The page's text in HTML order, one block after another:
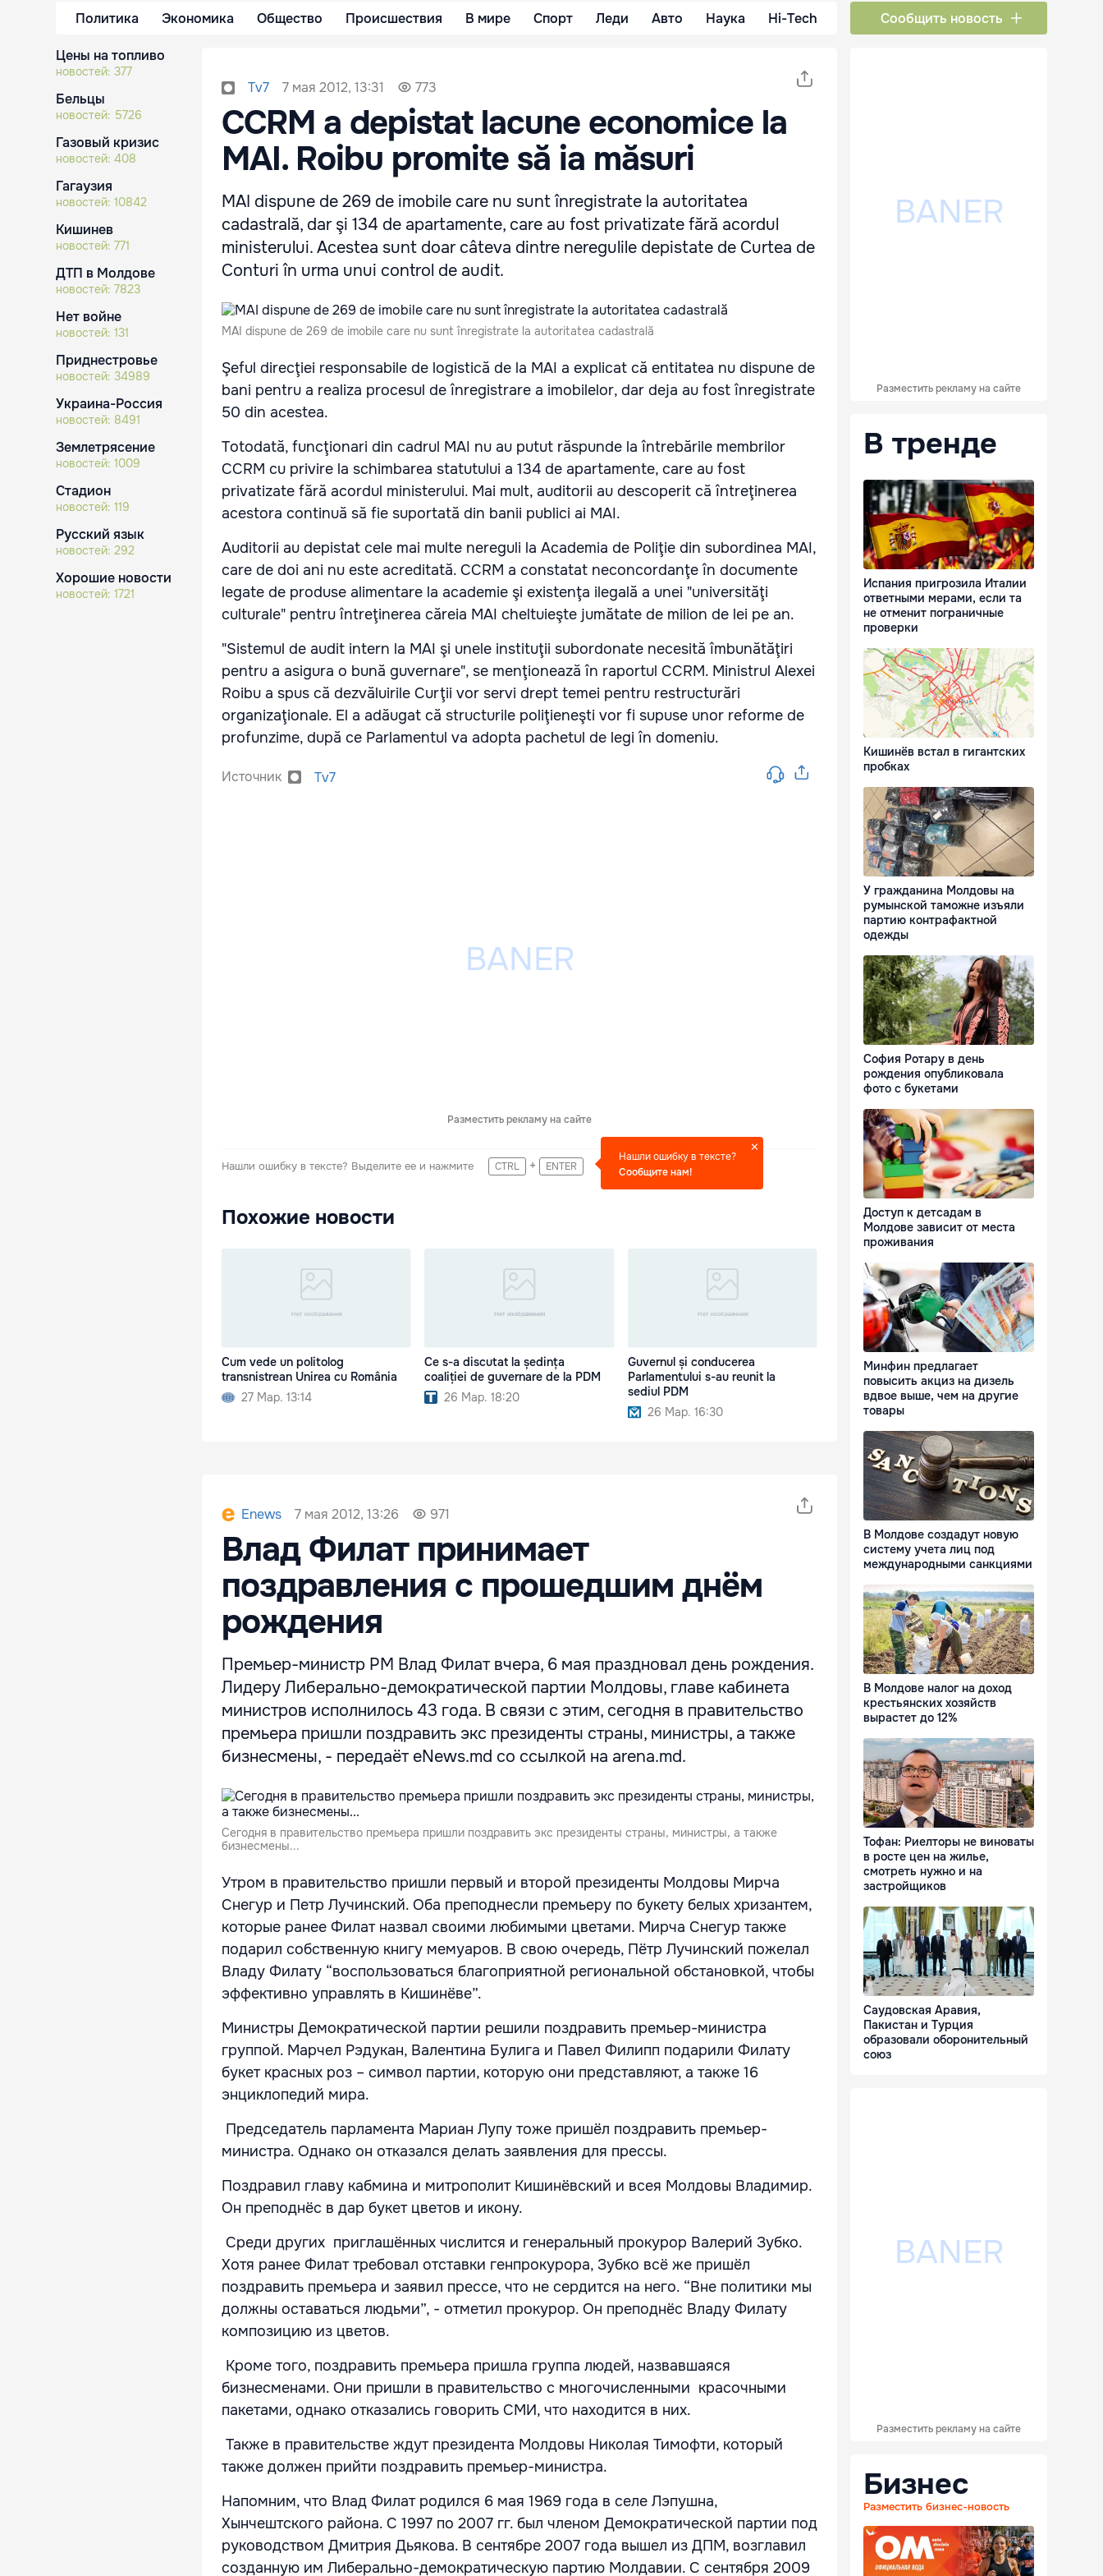
Политика Экономика Общество Происшествия В мире Спорт Леди Авто Наука Hi-Tech Сообщить новость
Цены на топливо
новостей: 377
Бельцы
новостей: 5726
Газовый кризис
новостей: 408
Гагаузия
новостей: 10842
Кишинев
новостей: 771
ДТП в Молдове
новостей: 7823
Нет войне
новостей: 131
Приднестровье
новостей: 34989
Украина-Россия
новостей: 8491
Землетрясение
новостей: 1009
Стадион
новостей: 119
Русский язык
новостей: 292
Хорошие новости
новостей: 1721
Tv7 7 мая 2012, 13:31 773
CCRM a depistat lacune economice la
MAI. Roibu promite să ia măsuri
MAI dispune de 269 de imobile care nu sunt înregistrate la autoritatea
cadastrală, dar şi 134 de apartamente, care au fost privatizate fără acordul
ministerului. Acestea sunt doar câteva dintre neregulile depistate de Curtea de
Conturi în urma unui control de audit.
MAI dispune de 269 de imobile care nu sunt înregistrate la autoritatea cadastrală
Şeful direcţiei responsabile de logistică de la MAI a explicat că entitatea nu dispune de
bani pentru a realiza procesul de înregistrare a imobilelor, dar deja au fost înregistrate
50 din acestea.
Totodată, funcţionari din cadrul MAI nu au putut răspunde la întrebările membrilor
CCRM cu privire la schimbarea statutului a 134 de apartamente, care au fost
privatizate fără acordul ministerului. Mai mult, auditorii au descoperit că întreţinerea
acestora continuă să fie suportată din banii publici ai MAI.
Auditorii au depistat cele mai multe nereguli la Academia de Poliţie din subordinea MAI,
care de doi ani nu este acreditată. CCRM a constatat neconcordanţe în documente
legate de produse alimentare la academie şi existenţa ilegală a unei "universităţi
culturale" pentru întreţinerea căreia MAI cheltuieşte jumătate de milion de lei pe an.
"Sistemul de audit intern la MAI şi unele instituţii subordonate necesită îmbunătăţiri
pentru a asigura o bună guvernare", se menţionează în raportul CCRM. Ministrul Alexei
Roibu a spus că dezvăluirile Curţii vor servi drept temei pentru restructurări
organizaţionale. El a adăugat că structurile poliţieneşti vor fi supuse unor reforme de
profunzime, după ce Parlamentul va adopta pachetul de legi în domeniu.
Источник Tv7
Разместить рекламу на сайте
Нашли ошибку в тексте? Выделите ее и нажмите CTRL + ENTER
Нашли ошибку в тексте?
Сообщите нам!
Похожие новости
Cum vede un politolog
transnistrean Unirea cu România
27 Мар. 13:14
Ce s-a discutat la ședința
coaliției de guvernare de la PDM
26 Мар. 18:20
Guvernul și conducerea
Parlamentului s-au reunit la
sediul PDM
26 Мар. 16:30
Enews 7 мая 2012, 13:26 971
Влад Филат принимает
поздравления с прошедшим днём
рождения
Премьер-министр РМ Влад Филат вчера, 6 мая праздновал день рождения.
Лидеру Либерально-демократической партии Молдовы, главе кабинета
министров исполнилось 43 года. В связи с этим, сегодня в правительство
премьера пришли поздравить экс президенты страны, министры, а также
бизнесмены, - передаёт eNews.md со ссылкой на arena.md.
Сегодня в правительство премьера пришли поздравить экс президенты страны, министры, а также
бизнесмены...
Утром в правительство пришли первый и второй президенты Молдовы Мирча
Снегур и Петр Лучинский. Оба преподнесли премьеру по букету белых хризантем,
которые ранее Филат назвал своими любимыми цветами. Мирча Снегур также
подарил собственную книгу мемуаров. В свою очередь, Пётр Лучинский пожелал
Владу Филату “воспользоваться благоприятной региональной обстановкой, чтобы
эффективно управлять в Кишинёве”.
Министры Демократической партии решили поздравить премьер-министра
группой. Марчел Рэдукан, Валентина Булига и Павел Филипп подарили Филату
букет красных роз – символ партии, которую они представляют, а также 16
энциклопедий мира.
Председатель парламента Мариан Лупу тоже пришёл поздравить премьер-
министра. Однако он отказался делать заявления для прессы.
Поздравил главу кабмина и митрополит Кишинёвский и всея Молдовы Владимир.
Он преподнёс в дар букет цветов и икону.
Среди других приглашённых числится и генеральный прокурор Валерий Зубко.
Хотя ранее Филат требовал отставки генпрокурора, Зубко всё же пришёл
поздравить премьера и заявил прессе, что не сердится на него. “Вне политики мы
должны оставаться людьми”, - отметил прокурор. Он преподнёс Владу Филату
композицию из цветов.
Кроме того, поздравить премьера пришла группа людей, назвавшаяся
бизнесменами. Они пришли в правительство с многочисленными красочными
пакетами, однако отказались говорить СМИ, что находится в них.
Также в правительстве ждут президента Молдовы Николая Тимофти, который
также должен прийти поздравить премьер-министра.
Напомним, что Влад Филат родился 6 мая 1969 года в селе Лэпушна,
Хынчештского района. С 1997 по 2007 гг. был членом Демократической партии под
руководством Дмитрия Дьякова. В сентябре 2007 года вышел из ДПМ, возглавил
созданную им Либерально-демократическую партию Молдавии. С сентября 2009
Разместить рекламу на сайте
В тренде
Испания пригрозила Италии
ответными мерами, если та
не отменит пограничные
проверки
Кишинёв встал в гигантских
пробках
У гражданина Молдовы на
румынской таможне изъяли
партию контрафактной
одежды
София Ротару в день
рождения опубликовала
фото с букетами
Доступ к детсадам в
Молдове зависит от места
проживания
Минфин предлагает
повысить акциз на дизель
вдвое выше, чем на другие
товары
В Молдове создадут новую
систему учета лиц под
международными санкциями
В Молдове налог на доход
крестьянских хозяйств
вырастет до 12%
Тофан: Риелторы не виноваты
в росте цен на жилье,
смотреть нужно и на
застройщиков
Саудовская Аравия,
Пакистан и Турция
образовали оборонительный
союз
Разместить рекламу на сайте
Бизнес
Разместить бизнес-новость